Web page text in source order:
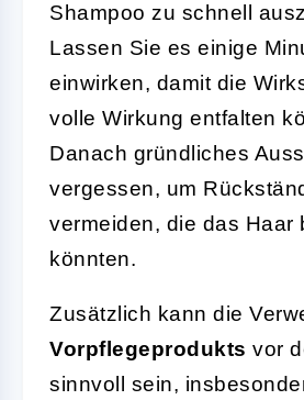
Shampoo zu schnell
Lassen Sie es einige
einwirken, damit die
volle Wirkung entfalten
Danach gründliches
vergessen, um
vermeiden, die das Haar
könnten.
Zusätzlich kann die
Vorpflegeprodukts vor
sinnvoll sein,